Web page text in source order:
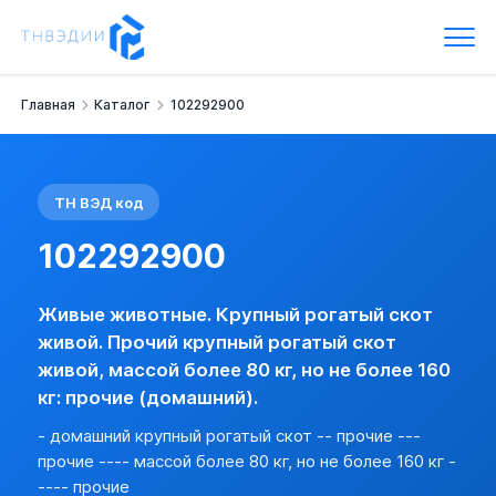
Код ТН ВЭД: 102292900
Живые животные.
Крупный рогатый скот живой.
Прочий крупный рогатый скот живой, массой более 80 кг,
НДС:10 %
Базовая информация
ПРОЧИЙ КРУПНЫЙ РОГАТЫЙ СКОТ ЖИВОЙ, МАССОЙ БОЛЕЕ
Импорт:
Акциз:
нет
НДС:
10 % (с указанием преф. ЛП)
Пошлина по стране:
есть
Лицензирование:
нет (базовая)
Преф. режим для РС:
Преф. режим для НРС:
Главная Каталог 102292900
ТН ВЭД код
102292900
Живые животные. Крупный рогатый скот
живой. Прочий крупный рогатый скот
живой, массой более 80 кг, но не более 160
кг: прочие (домашний).
- домашний крупный рогатый скот -- прочие ---
прочие ---- массой более 80 кг, но не более 160 кг -
---- прочие